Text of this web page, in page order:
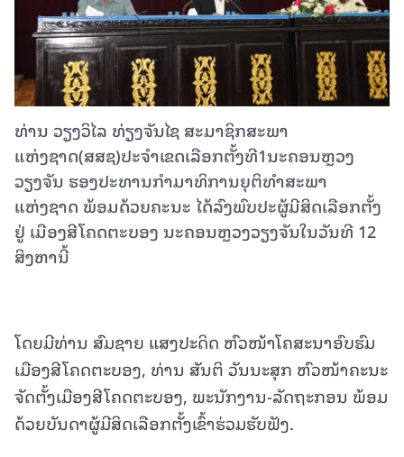
ທ່ານ ວຽງວິໄລ ທ່ຽງຈັນໄຊ ສະມາຊິກສະພາ
ແຫ່ງຊາດ(ສສຊ)ປະຈໍາເຂດເລືອກຕັ້ງທີ1ນະຄອນຫຼວງ
ວຽງຈັນ ຮອງປະທານກໍາມາທິການຍຸຕິທໍາສະພາ
ແຫ່ງຊາດ ພ້ອມດ້ວຍຄະນະ ໄດ້ລົງພົບປະຜູ້ມີສິດເລືອກຕັ້ງ
ຢູ່ ເມືອງສີໂຄດຕະບອງ ນະຄອນຫຼວງວຽງຈັນໃນວັນທີ 12
ສິງຫານີ້
ໂດຍມີທ່ານ ສົມຊາຍ ແສງປະດິດ ຫົວໜ້າໂຄສະນາອົບຮົມ
ເມືອງສີໂຄດຕະບອງ, ທ່ານ ສັນຕິ ວັນນະສຸກ ຫົວໜ້າຄະນະ
ຈັດຕັ້ງເມືອງສີໂຄດຕະບອງ, ພະນັກງານ-ລັດຖະກອນ ພ້ອມ
ດ້ວຍບັນດາຜູ້ມີສິດເລືອກຕັ້ງເຂົ້າຮ່ວມຮັບຟັງ.